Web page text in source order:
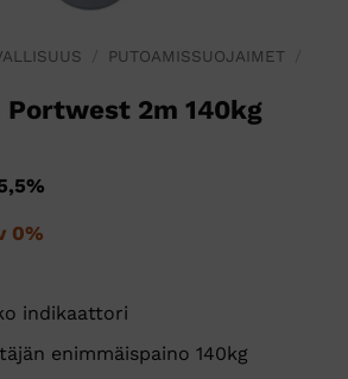
PUTOAMISSUOJAIMET
2m 140kg
0%
indikaattori
enimmäispaino 140kg